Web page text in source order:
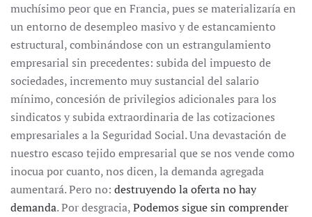
muchísimo peor que en Francia, pues se materializaría en
un entorno de desempleo masivo y de estancamiento
estructural, combinándose con un estrangulamiento
empresarial sin precedentes: subida del impuesto de
sociedades, incremento muy sustancial del salario
mínimo, concesión de privilegios adicionales para los
sindicatos y subida extraordinaria de las cotizaciones
empresariales a la Seguridad Social. Una devastación de
nuestro escaso tejido empresarial que se nos vende como
inocua por cuanto, nos dicen, la demanda agregada
aumentará. Pero no: destruyendo la oferta no hay
demanda. Por desgracia,Podemos sigue sin comprender